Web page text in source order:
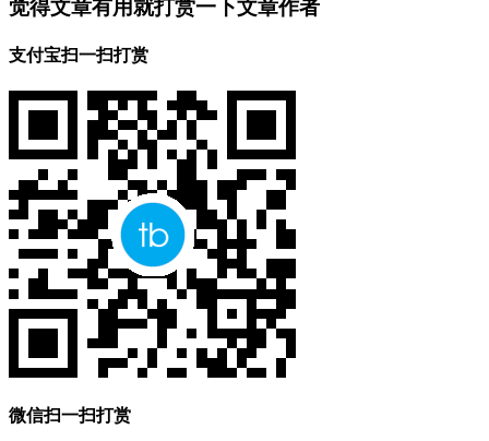
觉得文章有用就打赏一下文章作者
支付宝扫一扫打赏
微信扫一扫打赏